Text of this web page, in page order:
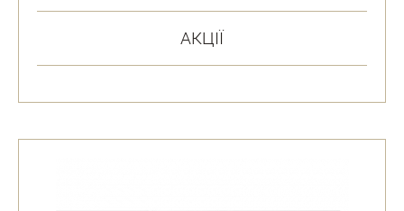
АКЦІЇ